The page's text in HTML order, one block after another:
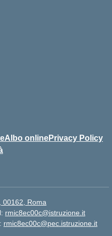
Albo onlinePrivacy Policy
00162, Roma
rmic8ec00c@istruzione.it
rmic8ec00c@pec.istruzione.it